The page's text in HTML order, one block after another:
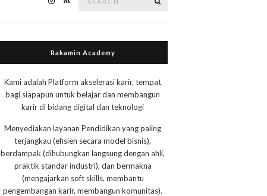
Rakamin Academy
Kami adalah Platform akselerasi karir, tempat
bagi siapapun untuk belajar dan membangun
karir di bidang digital dan teknologi
Menyediakan layanan Pendidikan yang paling
terjangkau (efisien secara model bisnis),
berdampak (dihubungkan langsung dengan ahli,
praktik standar industri), dan bermakna
(mengajarkan soft skills, membantu
pengembangan karir, membangun komunitas).